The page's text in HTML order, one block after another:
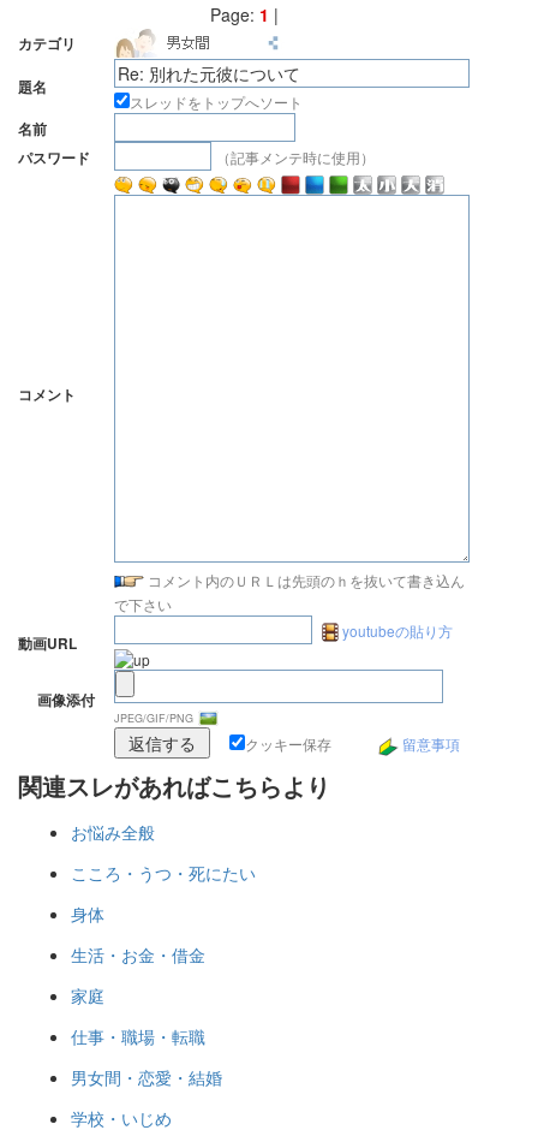
Page: 1 |
カテゴリ
題名
スレッドをトップへソート
名前
パスワード
（記事メンテ時に使用）
コメント
コメント内のＵＲＬは先頭のｈを抜いて書き込ん
で下さい
動画URL
youtubeの貼り方
画像添付
JPEG/GIF/PNG
クッキー保存 留意事項
関連スレがあればこちらより
お悩み全般
こころ・うつ・死にたい
身体
生活・お金・借金
家庭
仕事・職場・転職
男女間・恋愛・結婚
学校・いじめ